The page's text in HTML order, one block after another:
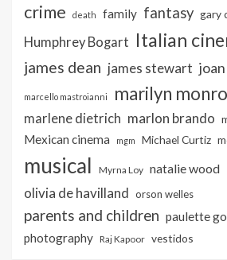
crime death family fantasy gary
Humphrey Bogart Italian
james dean james stewart
marcello mastroianni marilyn
marlene dietrich marlon brando
Mexican cinema mgm Michael Curtiz
musical Myrna Loy natalie wood
olivia de havilland orson welles
parents and children paulette
photography Raj Kapoor vestidos